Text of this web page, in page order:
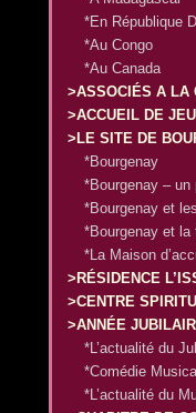
*En République
*Au Congo
*Au Canada
>ASSOCIÉS A LA
>ACCUEIL DE
>LE SITE DE
*Bourgenay
*Bourgenay – un
*Bourgenay et
*Bourgenay et
*La Maison
>RÉSIDENCE
>CENTRE
>ANNÉE
*L’actualité du
*Comédie
*L’actualité du